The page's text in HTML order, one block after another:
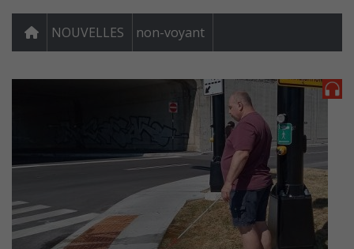
NOUVELLES non-voyant